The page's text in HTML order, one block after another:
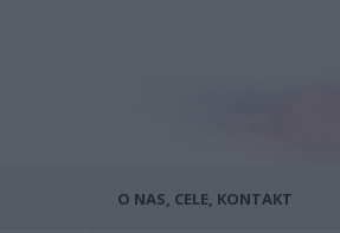
O NAS, CELE, KONTAKT